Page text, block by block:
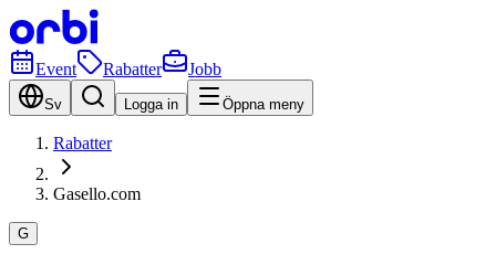
Event Rabatter Jobb
Sv Logga in Öppna meny
Rabatter
Gasello.com
G